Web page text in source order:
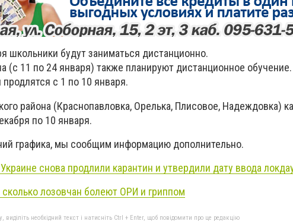
школьники будут заниматься дистанционно.
(с 11 по 24 января) также планируют дистанционное обучение.
с 1 по 10 января.
района (Краснопавловка, Орелька, Плисовое, Надеждовка)
по 10 января.
графика, мы сообщим информацию дополнительно.
снова продлили карантин и утвердили дату ввода
лозовчан болеют ОРИ и гриппом
необхідний текст і натисніть Ctrl + Enter, щоб повідомити про це редакцію